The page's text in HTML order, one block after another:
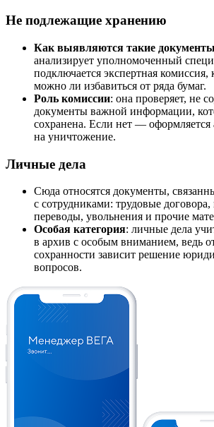
Не подлежащие хранению
Как выявляются такие
анализирует уполномоченный
подключается экспертная комиссия,
можно ли избавиться от ряда бумаг.
Роль комиссии: она проверяет, не
документы важной информации,
сохранена. Если нет — оформляется
на уничтожение.
Личные дела
Сюда относятся документы,
с сотрудниками: трудовые
переводы, увольнения и прочие
Особая категория: личные дела
в архив с особым вниманием, ведь
сохранности зависит решение
вопросов.